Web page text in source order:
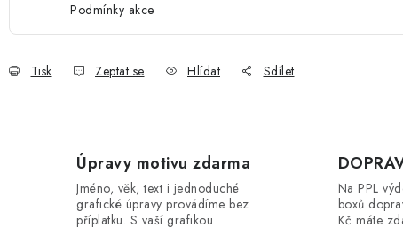
Podmínky akce
Tisk Zeptat se Hlídat Sdílet
Úpravy motivu zdarma
Jméno, věk, text i jednoduché
grafické úpravy provádíme bez
příplatku. S vaší grafikou
Na PPL
boxů
Kč máte